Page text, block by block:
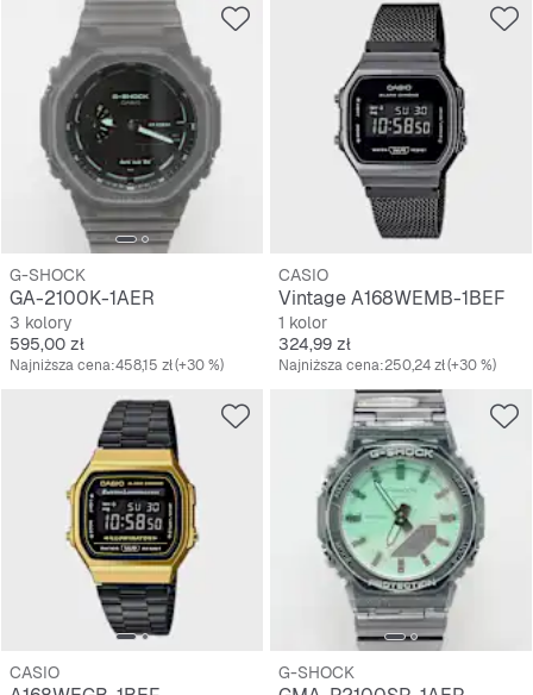
G-SHOCK
GA-2100K-1AER
3 kolory
Cena
595,00 zł
Najniższa cena:458,15 zł(+30 %)
CASIO
Vintage A168WEMB-1BEF
1 kolor
Cena
324,99 zł
Najniższa cena:250,24 zł(+30 %)
CASIO G-SHOCK